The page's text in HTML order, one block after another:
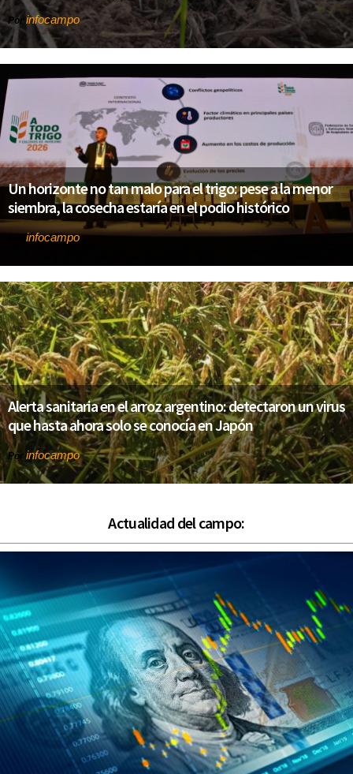
Por infocampo
Un horizonte no tan malo para el trigo: pese a la menor
siembra, la cosecha estaría en el podio histórico
infocampo
Alerta sanitaria en el arroz argentino: detectaron un virus
que hasta ahora solo se conocía en Japón
Por infocampo
Actualidad del campo: